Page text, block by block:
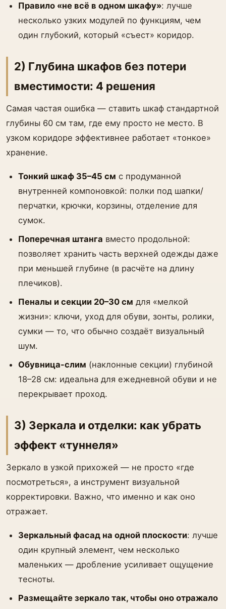
Правило «не всё в одном шкафу»: лучше
несколько узких модулей по функциям, чем
один глубокий, который «съест» коридор.
2) Глубина шкафов без потери
вместимости: 4 решения
Самая частая ошибка — ставить шкаф стандартной
глубины 60 см там, где ему просто не место. В
узком коридоре эффективнее работает «тонкое»
хранение.
Тонкий шкаф 35–45 см с продуманной
внутренней компоновкой: полки под шапки/
перчатки, крючки, корзины, отделение для
сумок.
Поперечная штанга вместо продольной:
позволяет хранить часть верхней одежды даже
при меньшей глубине (в расчёте на длину
плечиков).
Пеналы и секции 20–30 см для «мелкой
жизни»: ключи, уход для обуви, зонты, ролики,
сумки — то, что обычно создаёт визуальный
шум.
Обувница-слим (наклонные секции) глубиной
18–28 см: идеальна для ежедневной обуви и не
перекрывает проход.
3) Зеркала и отделки: как убрать
эффект «туннеля»
Зеркало в узкой прихожей — не просто «где
посмотреться», а инструмент визуальной
корректировки. Важно, что именно и как оно
отражает.
Зеркальный фасад на одной плоскости: лучше
один крупный элемент, чем несколько
маленьких — дробление усиливает ощущение
тесноты.
Размещайте зеркало так, чтобы оно отражало